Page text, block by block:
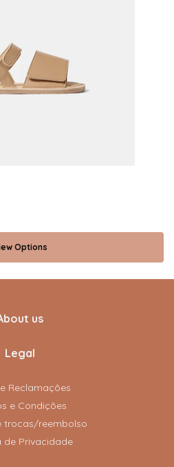
Options
us
Legal
Reclamações
e Condições
trocas/reembolso
de Privacidade